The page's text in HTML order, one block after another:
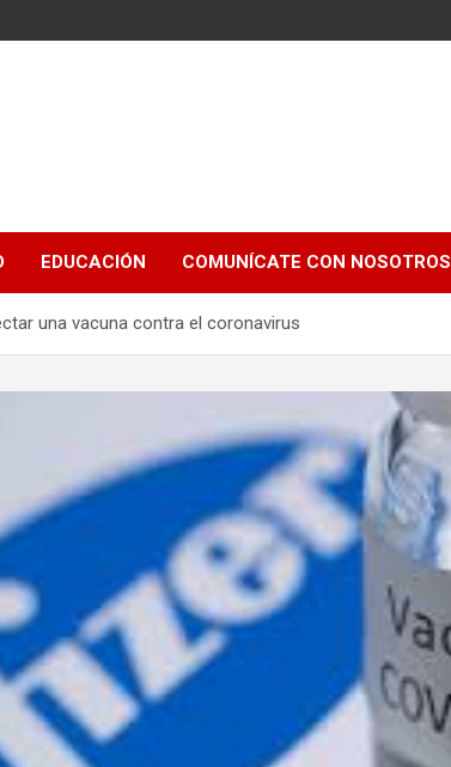
EDUCACIÓN COMUNÍCATE CON NOSOTROS
una vacuna contra el coronavirus